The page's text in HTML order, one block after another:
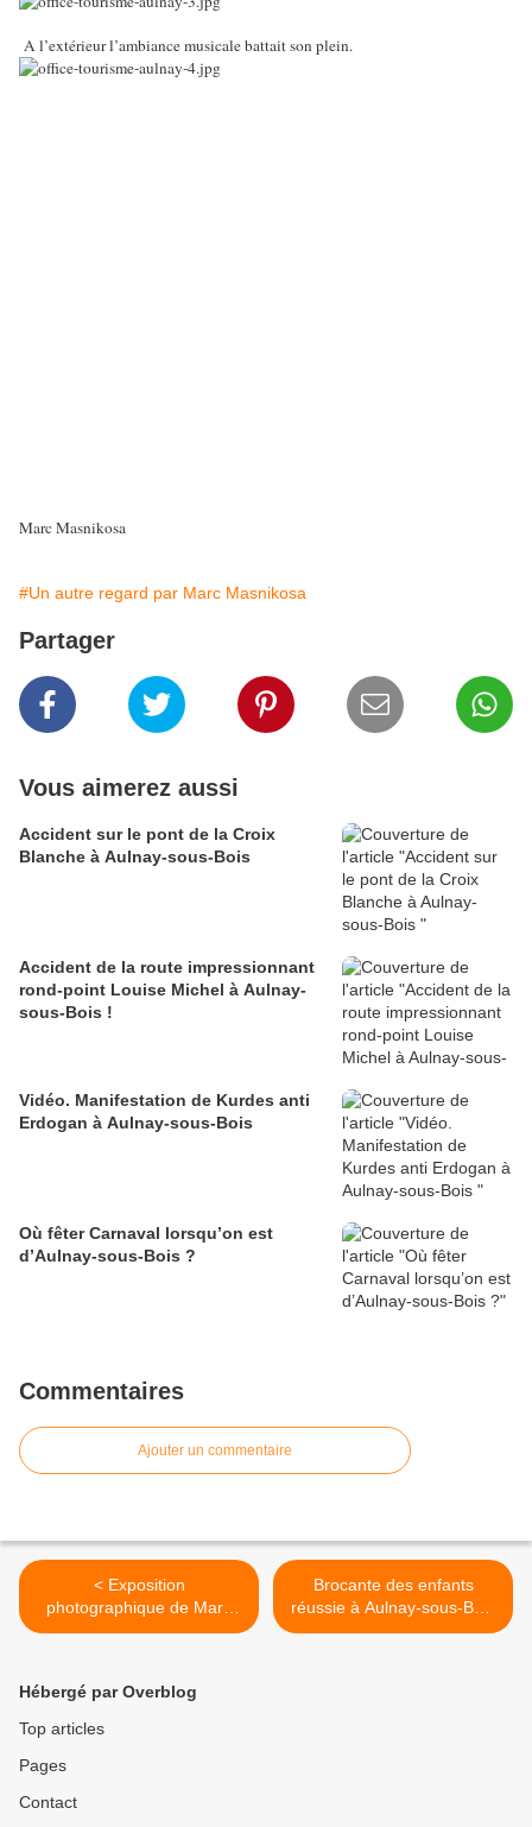
A l’extérieur l’ambiance musicale battait son plein.
Marc Masnikosa
#Un autre regard par Marc Masnikosa
Partager
Vous aimerez aussi
Accident sur le pont de la Croix
Blanche à Aulnay-sous-Bois
Accident de la route impressionnant
rond-point Louise Michel à Aulnay-
sous-Bois !
Vidéo. Manifestation de Kurdes anti
Erdogan à Aulnay-sous-Bois
Où fêter Carnaval lorsqu’on est
d’Aulnay-sous-Bois ?
Commentaires
Ajouter un commentaire
< Exposition
photographique de Marc
Trigalou à l’office de
Brocante des enfants
réussie à Aulnay-sous-Bois
pour l'association Just-Ado-
Hébergé par Overblog
Top articles
Pages
Contact